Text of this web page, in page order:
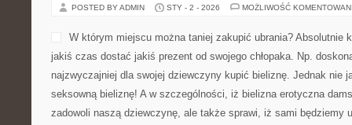
POSTED BY ADMIN STY - 2 - 2026 MOŻLIWOŚĆ
W którym miejscu można taniej zakupić ubrania? Absolutnie
jakiś czas dostać jakiś prezent od swojego chłopaka. Np.
najzwyczajniej dla swojej dziewczyny kupić bieliznę. Jednak nie
seksowną bieliznę! A w szczególności, iż bielizna erotyczna
zadowoli naszą dziewczynę, ale także sprawi, iż sami będziemy